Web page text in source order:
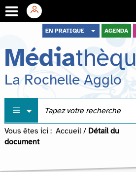
menu
contenu
recherche
EN PRATIQUE AGENDA
Média
La Rochelle Agglo
Vous êtes ici : Accueil / Détail du
document